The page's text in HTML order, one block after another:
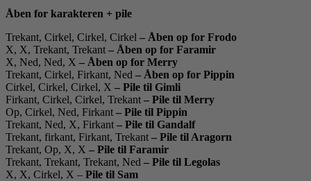
Åben for karakteren + pile
Trekant, Cirkel, Cirkel, Cirkel – Åben op for Frodo
X, X, Trekant, Trekant – Åben op for Faramir
X, Ned, Ned, X – Åben op for Merry
Trekant, Cirkel, Firkant, Ned – Åben op for Pippin
Cirkel, Cirkel, Cirkel, X – Pile til Gimli
Firkant, Cirkel, Cirkel, Trekant – Pile til Merry
Op, Cirkel, Ned, Firkant – Pile til Pippin
Trekant, Ned, X, Firkant – Pile til Gandalf
Trekant, firkant, Firkant, Trekant – Pile til Aragorn
Trekant, Op, X, X – Pile til Faramir
Trekant, Trekant, Trekant, Ned – Pile til Legolas
X, X, Cirkel, X – Pile til Sam